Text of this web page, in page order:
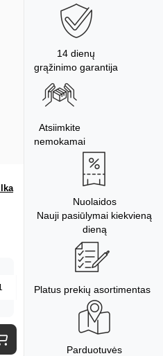
14 dienų
grąžinimo garantija
Atsiimkite
nemokamai
Nuolaidos
Nauji pasiūlymai kiekvieną
dieną
Platus prekių asortimentas
Parduotuvės